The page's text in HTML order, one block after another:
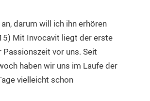
darum will ich ihn erhören
Mit Invocavit liegt der erste
Passionszeit vor uns. Seit
haben wir uns im Laufe der
vielleicht schon